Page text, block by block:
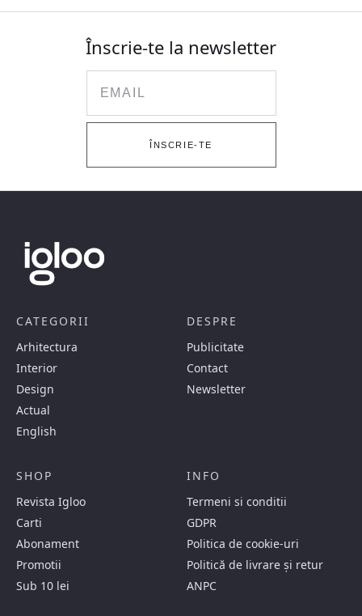
Înscrie-te la newsletter
ÎNSCRIE-TE
CATEGORII
Arhitectura
Interior
Design
Actual
English
DESPRE
Publicitate
Contact
Newsletter
SHOP
Revista Igloo
Carti
Abonament
Promotii
Sub 10 lei
INFO
Termeni si conditii
GDPR
Politica de cookie-uri
Politică de livrare și retur
ANPC